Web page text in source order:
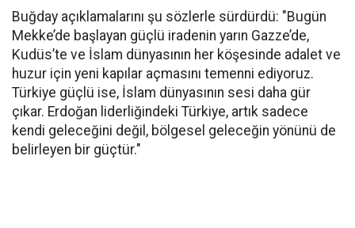
Buğday açıklamalarını şu sözlerle sürdürdü: "Bugün
Mekke’de başlayan güçlü iradenin yarın Gazze’de,
Kudüs’te ve İslam dünyasının her köşesinde adalet ve
huzur için yeni kapılar açmasını temenni ediyoruz.
Türkiye güçlü ise, İslam dünyasının sesi daha gür
çıkar. Erdoğan liderliğindeki Türkiye, artık sadece
kendi geleceğini değil, bölgesel geleceğin yönünü de
belirleyen bir güçtür."